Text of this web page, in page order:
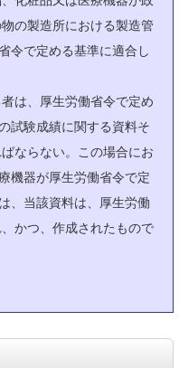
の製造所における製造管
令で定める基準に適合し
は、厚生労働省令で定め
試験成績に関する資料そ
ならない。この場合にお
機器が厚生労働省令で定
、当該資料は、厚生労働
かつ、作成されたもので